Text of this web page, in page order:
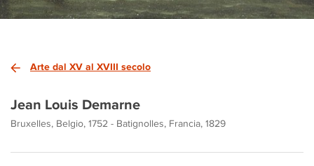
Arte dal XV al XVIII secolo
Jean Louis Demarne
Bruxelles, Belgio, 1752 - Batignolles, Francia, 1829